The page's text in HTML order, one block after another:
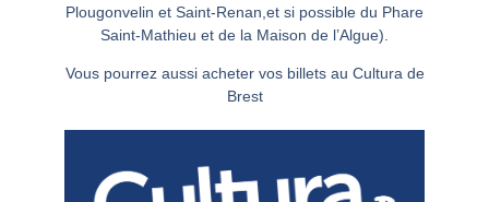
Plougonvelin et Saint-Renan,et si possible du Phare
Saint-Mathieu et de la Maison de l’Algue).
Vous pourrez aussi acheter vos billets au Cultura de
Brest